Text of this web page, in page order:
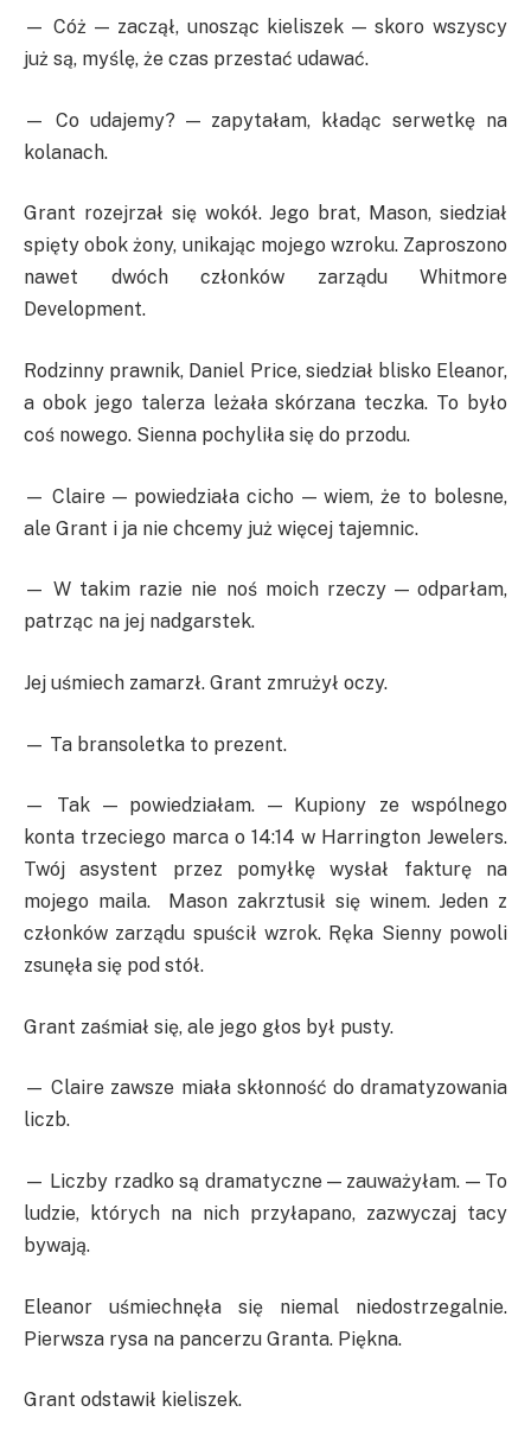
— Cóż — zaczął, unosząc kieliszek — skoro wszyscy
już są, myślę, że czas przestać udawać.
— Co udajemy? — zapytałam, kładąc serwetkę na
kolanach.
Grant rozejrzał się wokół. Jego brat, Mason, siedział
spięty obok żony, unikając mojego wzroku. Zaproszono
nawet dwóch członków zarządu Whitmore
Development.
Rodzinny prawnik, Daniel Price, siedział blisko Eleanor,
a obok jego talerza leżała skórzana teczka. To było
coś nowego. Sienna pochyliła się do przodu.
— Claire — powiedziała cicho — wiem, że to bolesne,
ale Grant i ja nie chcemy już więcej tajemnic.
— W takim razie nie noś moich rzeczy — odparłam,
patrząc na jej nadgarstek.
Jej uśmiech zamarzł. Grant zmrużył oczy.
— Ta bransoletka to prezent.
— Tak — powiedziałam. — Kupiony ze wspólnego
konta trzeciego marca o 14:14 w Harrington Jewelers.
Twój asystent przez pomyłkę wysłał fakturę na
mojego maila. Mason zakrztusił się winem. Jeden z
członków zarządu spuścił wzrok. Ręka Sienny powoli
zsunęła się pod stół.
Grant zaśmiał się, ale jego głos był pusty.
— Claire zawsze miała skłonność do dramatyzowania
liczb.
— Liczby rzadko są dramatyczne — zauważyłam. — To
ludzie, których na nich przyłapano, zazwyczaj tacy
bywają.
Eleanor uśmiechnęła się niemal niedostrzegalnie.
Pierwsza rysa na pancerzu Granta. Piękna.
Grant odstawił kieliszek.